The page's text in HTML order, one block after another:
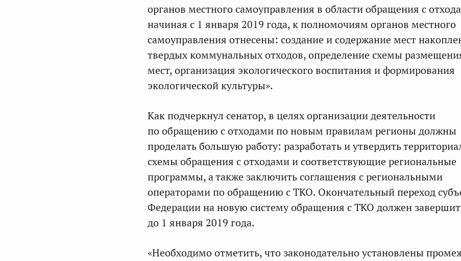
органов местного самоуправления в области обращения с
начиная с 1 января 2019 года, к полномочиям органов местного
самоуправления отнесены: создание и содержание мест
твердых коммунальных отходов, определение схемы
мест, организация экологического воспитания и формирования
экологической культуры».
Как подчеркнул сенатор, в целях организации деятельности
по обращению с отходами по новым правилам регионы должны
проделать большую работу: разработать и утвердить
схемы обращения с отходами и соответствующие региональные
программы, а также заключить соглашения с региональными
операторами по обращению с ТКО. Окончательный переход
Федерации на новую систему обращения с ТКО должен
до 1 января 2019 года.
«Необходимо отметить, что законодательно установлены